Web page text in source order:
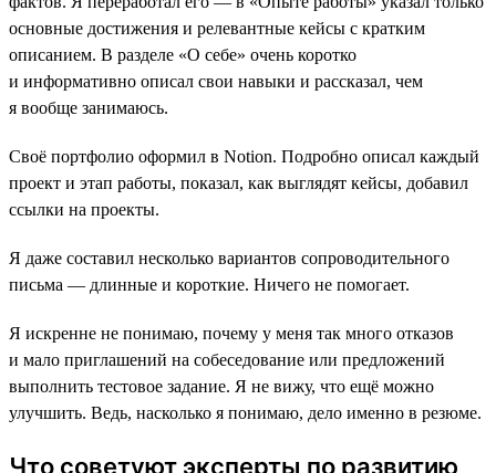
основные достижения и релевантные кейсы с кратким
описанием. В разделе «О себе» очень коротко
и информативно описал свои навыки и рассказал, чем
я вообще занимаюсь.
Своё портфолио оформил в Notion. Подробно описал каждый
проект и этап работы, показал, как выглядят кейсы, добавил
ссылки на проекты.
Я даже составил несколько вариантов сопроводительного
письма ― длинные и короткие. Ничего не помогает.
Я искренне не понимаю, почему у меня так много отказов
и мало приглашений на собеседование или предложений
выполнить тестовое задание. Я не вижу, что ещё можно
улучшить. Ведь, насколько я понимаю, дело именно в резюме.
Что советуют эксперты по развитию